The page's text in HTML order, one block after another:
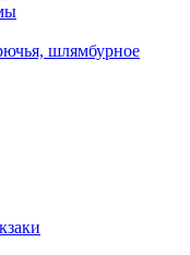
шлямбурное